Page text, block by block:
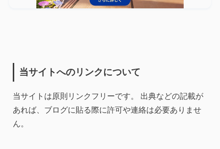
当サイトへのリンクについて
当サイトは原則リンクフリーです。 出典などの記載が
あれば、ブログに貼る際に許可や連絡は必要ありませ
ん。